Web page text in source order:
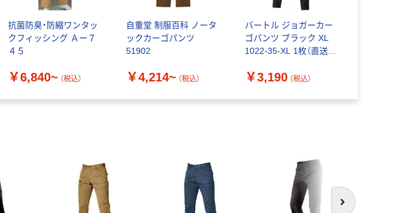
抗菌防臭・防縮ワンタッ
クフィッシング Ａー７
４５
￥6,840~ （税込）
自重堂 制服百科 ノータ
ックカーゴパンツ
51902
￥4,214~ （税込）
バートル ジョガーカー
ゴパンツ ブラック XL
1022-35-XL 1枚（直送
￥3,190 （税込）
次へ